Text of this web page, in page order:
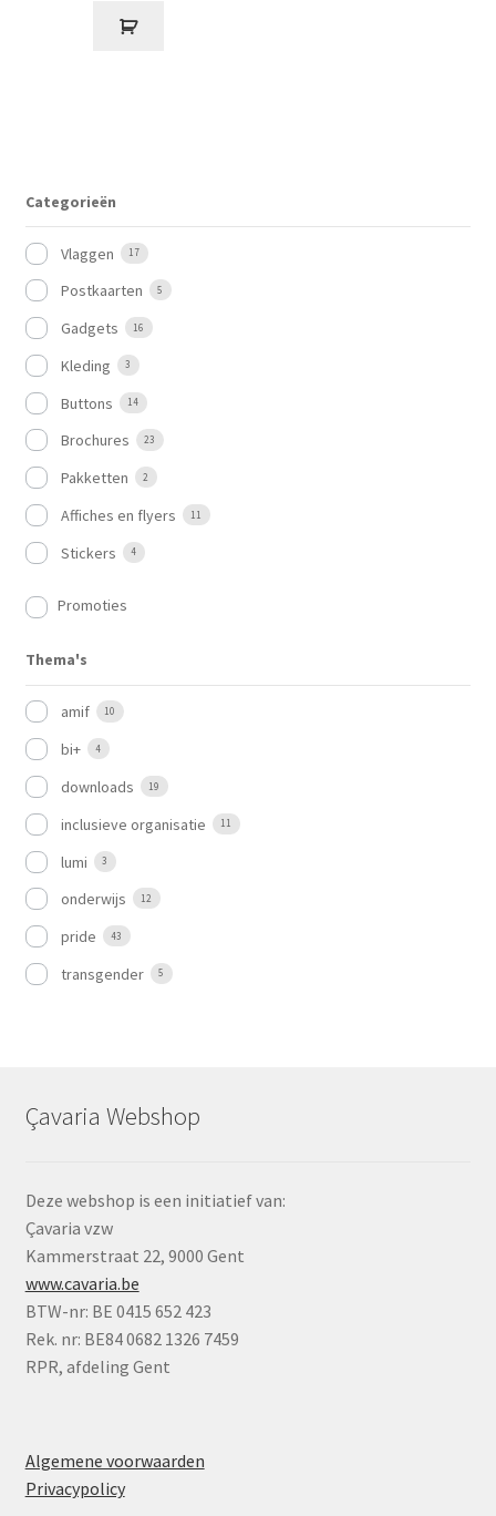
Categorieën
Vlaggen 17
Postkaarten 5
Gadgets 16
Kleding 3
Buttons 14
Brochures 23
Pakketten 2
Affiches en flyers 11
Stickers 4
Promoties
Thema's
amif 10
bi+ 4
downloads 19
inclusieve organisatie 11
lumi 3
onderwijs 12
pride 43
transgender 5
Çavaria Webshop
Deze webshop is een initiatief van:
Çavaria vzw
Kammerstraat 22, 9000 Gent
www.cavaria.be
BTW-nr: BE 0415 652 423
Rek. nr: BE84 0682 1326 7459
RPR, afdeling Gent
Algemene voorwaarden
Privacypolicy